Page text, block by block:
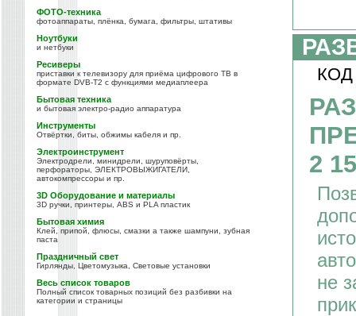
ФОТО-техника
фотоаппараты, плёнка, бумага, фильтры, штативы
Ноутбуки
и нетбуки
Ресиверы
приставки к телевизору для приёма цифрового ТВ в
формате DVB-T2 с функциями медиаплеера
Бытовая техника
и бытовая электро-радио аппаратура
Инструменты
Отвёртки, биты, обжимы кабеля и пр.
Электроинструмент
Электродрели, минидрели, шуруповёрты,
перфораторы, ЭЛЕКТРОВЫЖИГАТЕЛИ,
автокомпрессоры и пр.
3D Оборудование и материалы
3D ручки, принтеры, ABS и PLA пластик
Бытовая химия
Клей, припой, флюсы, смазки а также шампуни, зубная
паста
Праздничный свет
Гирлянды, Цветомузыка, Световые установки
Весь список товаров
Полный список товарных позиций без разбивки на
категории и страницы
КОД
2
не